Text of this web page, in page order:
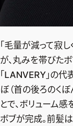
「毛量が減って寂
が、丸みを帯びた
「LANVERY」の代
ぼ（首の後ろのく
とで、ボリューム
ボブが完成。前髪